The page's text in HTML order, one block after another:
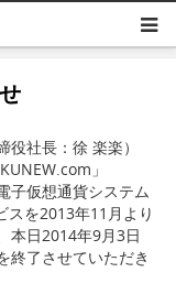
役社長：徐 楽楽）
」
子仮想通貨システム
スを2013年11月より
本日2014年9月3日
終了させていただき